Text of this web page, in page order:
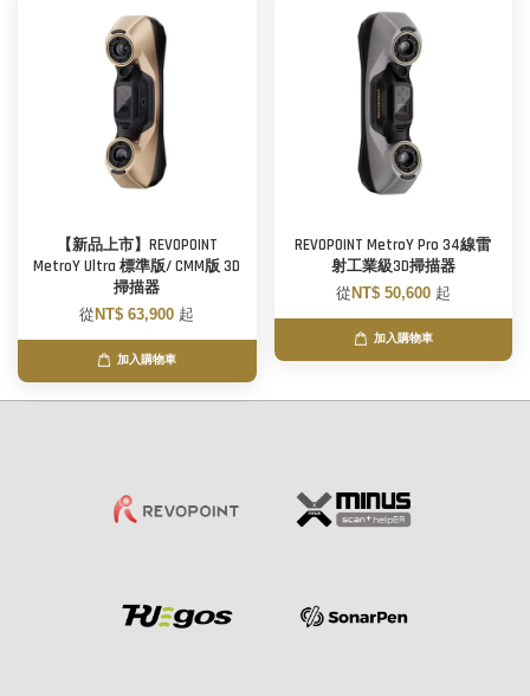
【新品上市】REVOPOINT
MetroY Ultra 標準版/ CMM版 3D
掃描器
從 NT$ 63,900 起
加入購物車
REVOPOINT MetroY Pro 34線雷
射工業級3D掃描器
從 NT$ 50,600 起
加入購物車